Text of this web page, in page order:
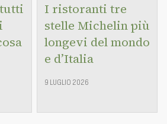
I ristoranti tre
stelle Michelin più
longevi del mondo
e d’Italia
9 LUGLIO 2026